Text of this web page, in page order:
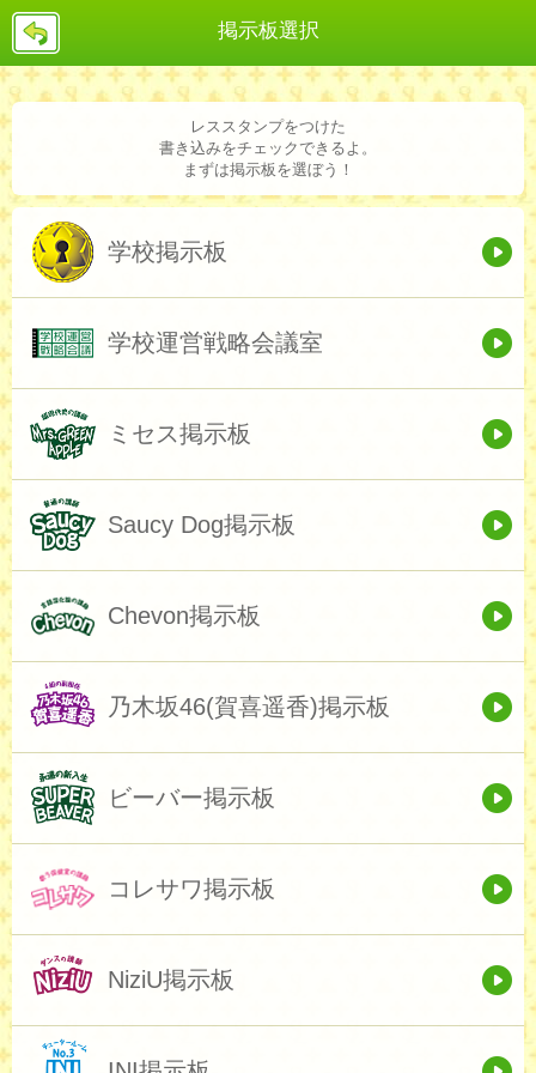
掲示板選択
戻
レススタンプをつけた
書き込みをチェックできるよ。
まずは掲示板を選ぼう！
学校掲示板
学校運営戦略会議室
ミセス掲示板
Saucy Dog掲示板
Chevon掲示板
乃木坂46(賀喜遥香)掲示板
ビーバー掲示板
コレサワ掲示板
NiziU掲示板